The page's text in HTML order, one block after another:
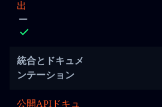
出
統合とドキュメ
ンテーション
公開APIドキュ